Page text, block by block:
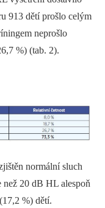
913 dětí prošlo celým
neprošlo
%) (tab. 2).
normální sluch
než 20 dB HL alespoň
%) dětí.